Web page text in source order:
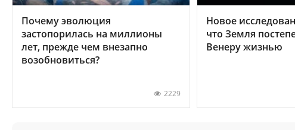
Почему эволюция
застопорилась на миллионы
лет, прежде чем внезапно
возобновиться?
2229
Новое
что Земля
Венеру жизнью